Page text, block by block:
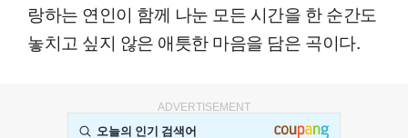
랑하는 연인이 함께 나눈 모든 시간을 한 순간도
놓치고 싶지 않은 애틋한 마음을 담은 곡이다.
ADVERTISEMENT